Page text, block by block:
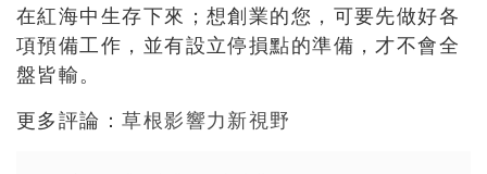
在紅海中生存下來；想創業的您，可要先做好各
項預備工作，並有設立停損點的準備，才不會全
盤皆輸。
更多評論：草根影響力新視野